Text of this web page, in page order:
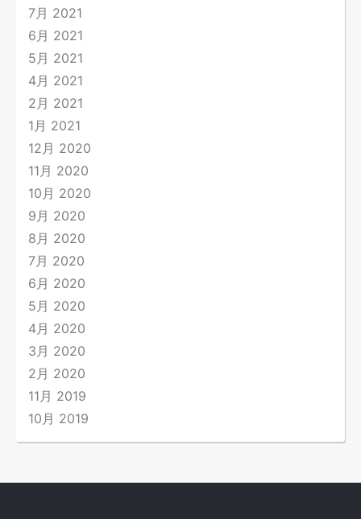
7月 2021
6月 2021
5月 2021
4月 2021
2月 2021
1月 2021
12月 2020
11月 2020
10月 2020
9月 2020
8月 2020
7月 2020
6月 2020
5月 2020
4月 2020
3月 2020
2月 2020
11月 2019
10月 2019